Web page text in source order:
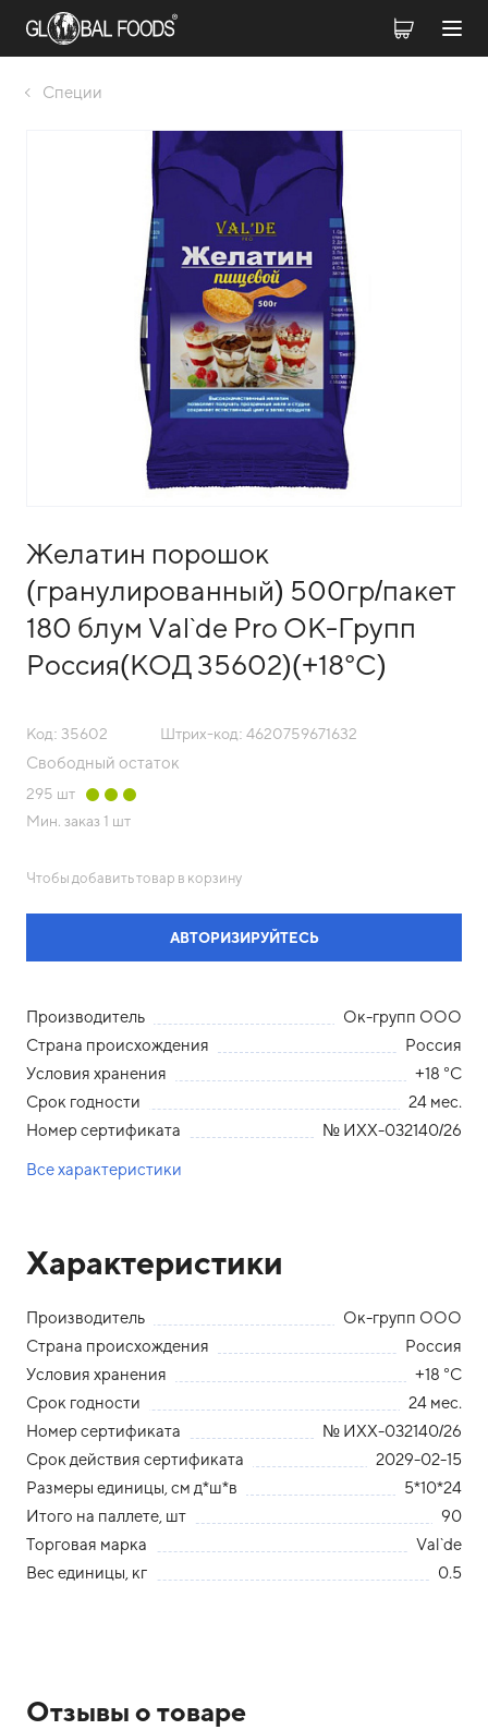
Специи
Желатин порошок
(гранулированный) 500гр/пакет
180 блум Val`de Pro ОК-Групп
Россия(КОД 35602)(+18°С)
Код: 35602 Штрих-код: 4620759671632
Свободный остаток
295 шт
Мин. заказ 1 шт
Чтобы добавить товар в корзину
АВТОРИЗИРУЙТЕСЬ
Производитель
Ок-групп ООО
Страна происхождения
Россия
Условия хранения
+18 °С
Срок годности
24 мес.
Номер сертификата
№ ИХХ-032140/26
Все характеристики
Характеристики
Производитель
Ок-групп ООО
Страна происхождения
Россия
Условия хранения
+18 °С
Срок годности
24 мес.
Номер сертификата
№ ИХХ-032140/26
Срок действия сертификата
2029-02-15
Размеры единицы, см д*ш*в
5*10*24
Итого на паллете, шт
90
Торговая марка
Val`de
Вес единицы, кг
0.5
Отзывы о товаре